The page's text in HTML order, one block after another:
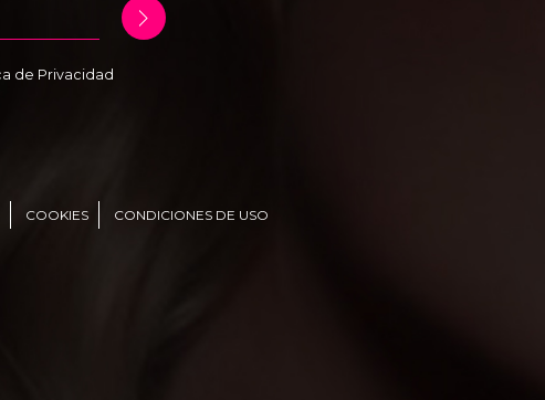
de Privacidad
COOKIES CONDICIONES DE USO